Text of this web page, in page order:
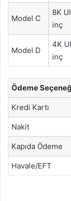
Model C
8K
inç
Model D
4K
inç
Ödeme
Kredi Kartı
Nakit
Kapıda Ödeme
Havale/EFT